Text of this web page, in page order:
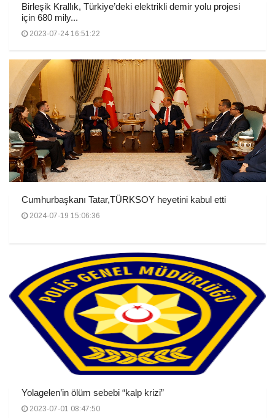
Birleşik Krallık, Türkiye’deki elektrikli demir yolu projesi
için 680 mily...
2023-07-24 16:51:22
Cumhurbaşkanı Tatar,TÜRKSOY heyetini kabul etti
2024-07-19 15:06:36
Yolagelen’in ölüm sebebi “kalp krizi”
2023-07-01 08:47:50